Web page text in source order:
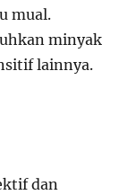
mual.
minyak
lainnya.
dan